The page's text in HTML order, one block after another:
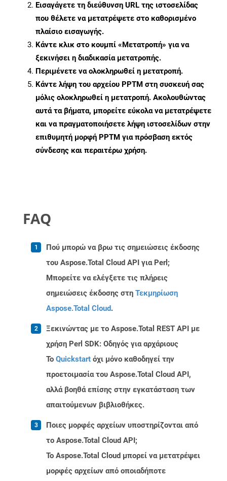
Εισαγάγετε τη διεύθυνση URL της ιστοσελίδας
που θέλετε να μετατρέψετε στο καθορισμένο
πλαίσιο εισαγωγής.
Κάντε κλικ στο κουμπί «Μετατροπή» για να
ξεκινήσει η διαδικασία μετατροπής.
Περιμένετε να ολοκληρωθεί η μετατροπή.
Κάντε λήψη του αρχείου PPTM στη συσκευή σας
μόλις ολοκληρωθεί η μετατροπή. Ακολουθώντας
αυτά τα βήματα, μπορείτε εύκολα να μετατρέψετε
και να πραγματοποιήσετε λήψη ιστοσελίδων στην
επιθυμητή μορφή PPTM για πρόσβαση εκτός
σύνδεσης και περαιτέρω χρήση.
FAQ
Πού μπορώ να βρω τις σημειώσεις έκδοσης
του Aspose.Total Cloud API για Perl;
Μπορείτε να ελέγξετε τις πλήρεις
σημειώσεις έκδοσης στη Τεκμηρίωση
Aspose.Total Cloud.
Ξεκινώντας με το Aspose.Total REST API με
χρήση Perl SDK: Οδηγός για αρχάριους
Το Quickstart όχι μόνο καθοδηγεί την
προετοιμασία του Aspose.Total Cloud API,
αλλά βοηθά επίσης στην εγκατάσταση των
απαιτούμενων βιβλιοθήκες.
Ποιες μορφές αρχείων υποστηρίζονται από
το Aspose.Total Cloud API;
Το Aspose.Total Cloud μπορεί να μετατρέψει
μορφές αρχείων από οποιαδήποτε